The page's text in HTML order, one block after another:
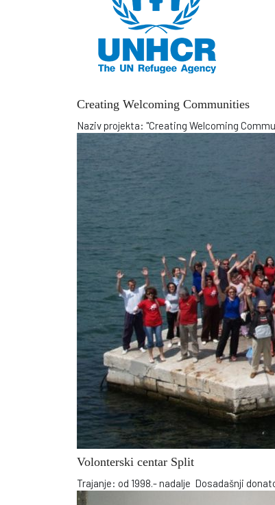
Creating Welcoming Communities
Naziv projekta: "Creating Welcoming
Volonterski centar Split
Trajanje: od 1998.- nadalje Dosadašnji